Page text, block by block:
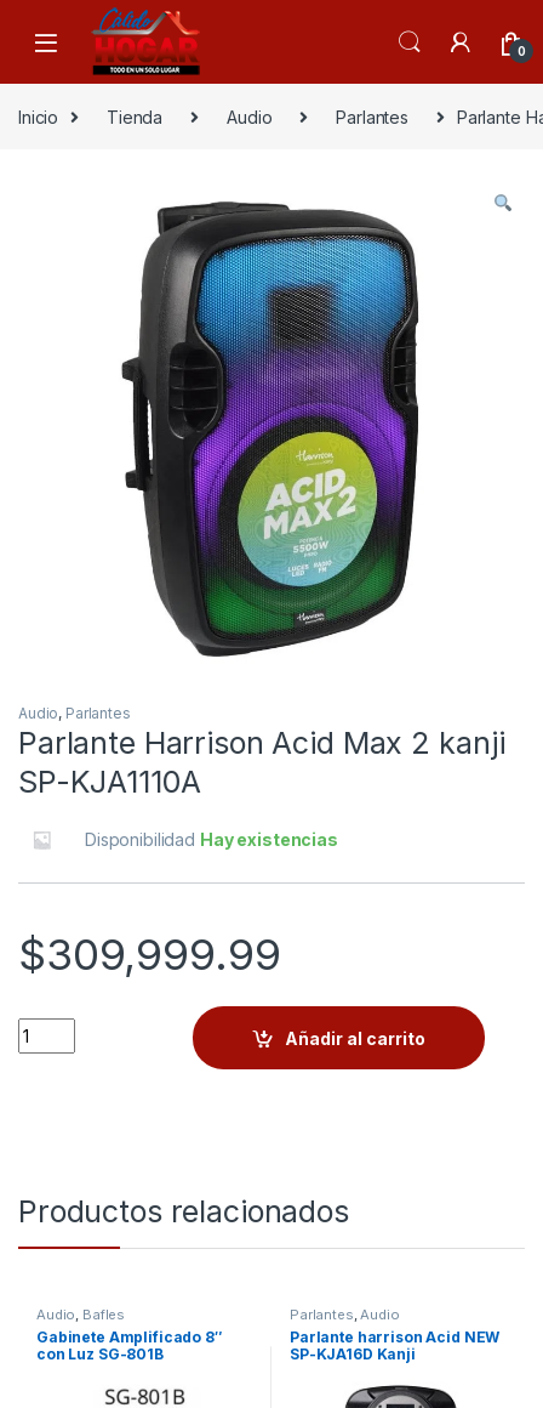
Skip to navigation
Skip to content
0
Inicio Tienda Audio Parlantes Parlante
Audio, Parlantes
Parlante Harrison Acid Max 2 kanji
SP-KJA1110A
Disponibilidad Hay existencias
$309,999.99
Quantity
Añadir al carrito
Productos relacionados
Audio, Bafles
Gabinete Amplificado 8″
con Luz SG-801B
Parlantes,Audio
Parlante harrison Acid NEW
SP-KJA16D Kanji